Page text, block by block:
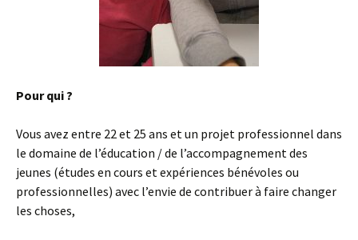
Pour qui ?
Vous avez entre 22 et 25 ans et un projet professionnel dans
le domaine de l’éducation / de l’accompagnement des
jeunes (études en cours et expériences bénévoles ou
professionnelles) avec l’envie de contribuer à faire changer
les choses,